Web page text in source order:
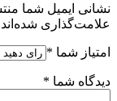
نشانی ایمیل شما
علامت‌گذاری شده‌اند
امتیاز شما *
دیدگاه شما *